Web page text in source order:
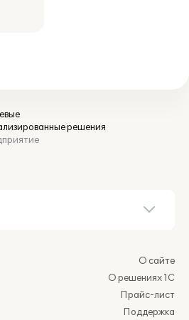
решения
О сайте
О решениях 1С
Прайс-лист
Поддержка